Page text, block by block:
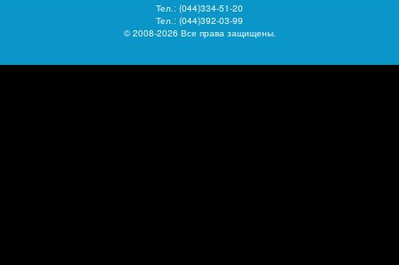
Тел.: (044)334-51-20
Тел.: (044)392-03-99
© 2008-2026 Все права защищены.